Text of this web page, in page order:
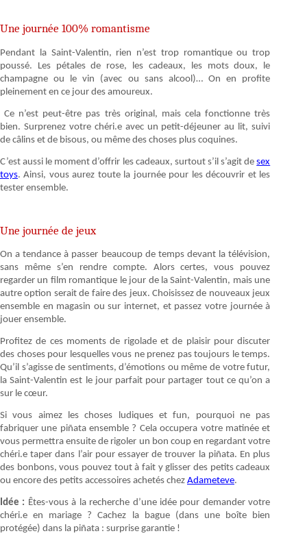
Une journée 100% romantisme
Pendant la Saint-Valentin, rien n’est trop romantique ou trop
poussé. Les pétales de rose, les cadeaux, les mots doux, le
champagne ou le vin (avec ou sans alcool)… On en profite
pleinement en ce jour des amoureux.
Ce n’est peut-être pas très original, mais cela fonctionne très
bien. Surprenez votre chéri.e avec un petit-déjeuner au lit, suivi
de câlins et de bisous, ou même des choses plus coquines.
C’est aussi le moment d’offrir les cadeaux, surtout s’il s’agit desex
toys. Ainsi, vous aurez toute la journée pour les découvrir et les
tester ensemble.
Une journée de jeux
On a tendance à passer beaucoup de temps devant la télévision,
sans même s’en rendre compte. Alors certes, vous pouvez
regarder un film romantique le jour de la Saint-Valentin, mais une
autre option serait de faire des jeux. Choisissez de nouveaux jeux
ensemble en magasin ou sur internet, et passez votre journée à
jouer ensemble.
Profitez de ces moments de rigolade et de plaisir pour discuter
des choses pour lesquelles vous ne prenez pas toujours le temps.
Qu’il s’agisse de sentiments, d’émotions ou même de votre futur,
la Saint-Valentin est le jour parfait pour partager tout ce qu’on a
sur le cœur.
Si vous aimez les choses ludiques et fun, pourquoi ne pas
fabriquer une piñata ensemble ? Cela occupera votre matinée et
vous permettra ensuite de rigoler un bon coup en regardant votre
chéri.e taper dans l’air pour essayer de trouver la piñata. En plus
des bonbons, vous pouvez tout à fait y glisser des petits cadeaux
ou encore des petits accessoires achetés chez Adameteve.
Idée : Êtes-vous à la recherche d’une idée pour demander votre
chéri.e en mariage ? Cachez la bague (dans une boîte bien
protégée) dans la piñata : surprise garantie !